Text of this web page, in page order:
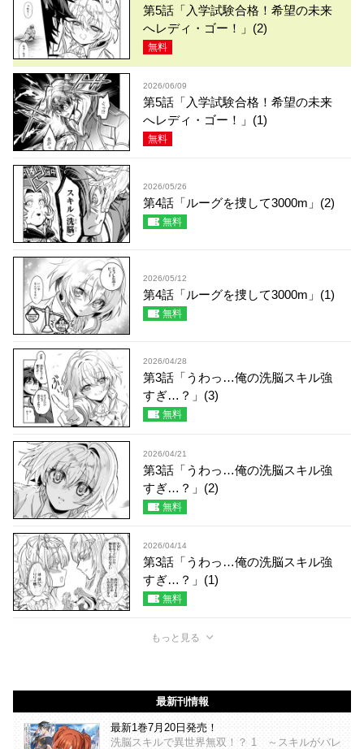
第5話「入学試験合格！希望の未来
へレディ・ゴー！」(2)
無料
2026/06/09
第5話「入学試験合格！希望の未来
へレディ・ゴー！」(1)
無料
2026/05/26
第4話「ルーグを捜して3000m」(2)
無料
2026/05/12
第4話「ルーグを捜して3000m」(1)
無料
2026/04/28
第3話「うわっ…俺の洗脳スキル強
すぎ…？」(3)
無料
2026/04/21
第3話「うわっ…俺の洗脳スキル強
すぎ…？」(2)
無料
2026/04/14
第3話「うわっ…俺の洗脳スキル強
すぎ…？」(1)
無料
もっと見る
最新刊情報
最新1巻7月20日発売！
洗脳スキルで異世界無双！？ 1 ～スキルがバレ